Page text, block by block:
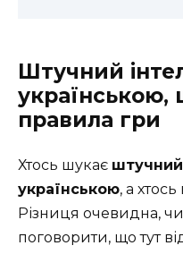
Штучний
українською,
правила гри
Хтось шукає штучний
українською, а
Різниця очевидна,
поговорити, що тут